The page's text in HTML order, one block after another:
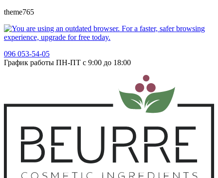
theme765
096 053-54-05
График работы ПН-ПТ с 9:00 до 18:00